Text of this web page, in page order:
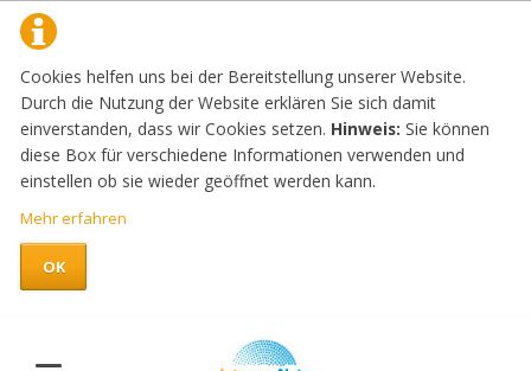
Cookies helfen uns bei der Bereitstellung unserer Website.
Durch die Nutzung der Website erklären Sie sich damit
einverstanden, dass wir Cookies setzen. Hinweis: Sie können
diese Box für verschiedene Informationen verwenden und
einstellen ob sie wieder geöffnet werden kann.
Mehr erfahren
OK